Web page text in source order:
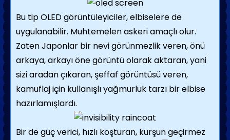
Bu tip OLED görüntüleyiciler, elbiselere de
uygulanabilir. Muhtemelen askeri amaçlı olur.
Zaten Japonlar bir nevi görünmezlik veren, önü
arkaya, arkayı öne görüntü olarak aktaran, yani
sizi aradan çıkaran, şeffaf görüntüsü veren,
kamuflaj için kullanışlı yağmurluk tarzı bir elbise
hazırlamışlardı.
Bir de güç verici, hızlı koşturan, kurşun geçirmez